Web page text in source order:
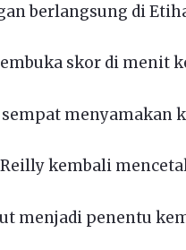
berlangsung di
skor di menit
menyamakan
kembali
menjadi penentu